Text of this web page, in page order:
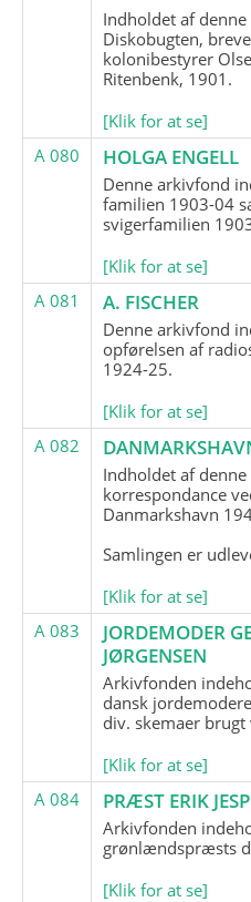
Indholdet af
Diskobugten,
kolonibestyrer
Ritenbenk, 1901.
[Klik for at se]
A 080
HOLGA ENGELL
Denne arkivfond
familien 1903-04
svigerfamilien
[Klik for at se]
A 081
A. FISCHER
Denne arkivfond
opførelsen af
1924-25.
[Klik for at se]
A 082
Indholdet af
korrespondance
Danmarkshavn
Samlingen er
[Klik for at se]
A 083
JORDEMODER
JØRGENSEN
Arkivfonden
dansk
div. skemaer
[Klik for at se]
A 084
PRÆST ERIK
Arkivfonden
grønlændspræsts
[Klik for at se]